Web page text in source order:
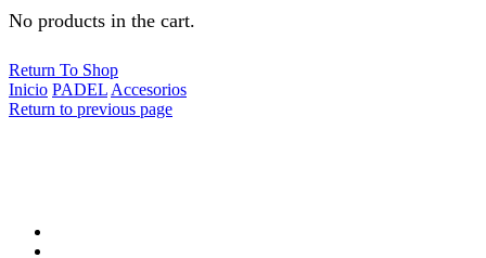
No products in the cart.
Return To Shop
Inicio PADELAccesorios
Return to previous page